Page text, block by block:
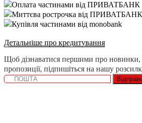
Оплата частинами від ПРИВАТБАНК
Миттєва рострочка від ПРИВАТБАНК
Купівля частинами від monobank
Детальніше про кредитування
Щоб дізнаватися першими про новинки,
пропозиції, підпишіться на нашу